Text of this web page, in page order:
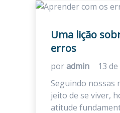
Uma lição
erros
poradmin
13
Seguindo nossas
jeito de se viver,
atitude